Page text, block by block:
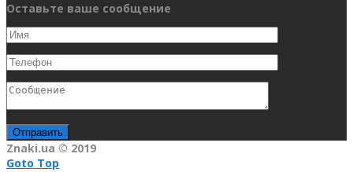
Оставьте ваше сообщение
Znaki.ua © 2019
Goto Top